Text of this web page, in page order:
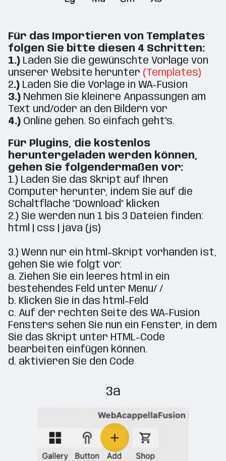
Für das Importieren von Templates
folgen Sie bitte diesen 4 Schritten:
1.) Laden Sie die gewünschte Vorlage von
unserer Website herunter (Templates)
2.) Laden Sie die Vorlage in WA-Fusion
3.) Nehmen Sie kleinere Anpassungen am
Text und/oder an den Bildern vor
4.) Online gehen. So einfach geht's.
Für Plugins, die kostenlos
heruntergeladen werden können,
gehen Sie folgendermaßen vor:
1.) Laden Sie das Skript auf Ihren
Computer herunter, indem Sie auf die
Schaltfläche "Download" klicken
2.) Sie werden nun 1 bis 3 Dateien finden:
html | css | java (js)
3.) Wenn nur ein html-Skript vorhanden ist,
gehen Sie wie folgt vor:
a. Ziehen Sie ein leeres html in ein
bestehendes Feld unter Menu/ /
b. Klicken Sie in das html-Feld
c. Auf der rechten Seite des WA-Fusion
Fensters sehen Sie nun ein Fenster, in dem
Sie das Skript unter HTML-Code
bearbeiten einfügen können.
d. aktivieren Sie den Code
3a